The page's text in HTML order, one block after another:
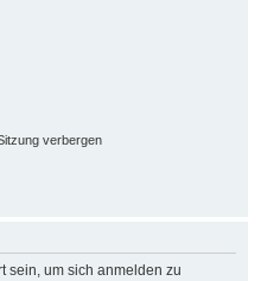
verbergen
sein, um sich anmelden zu